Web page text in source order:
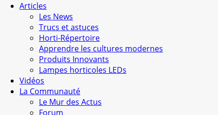
Articles
Les News
Trucs et astuces
Horti-Répertoire
Apprendre les cultures modernes
Produits Innovants
Lampes horticoles LEDs
Vidéos
La Communauté
Le Mur des Actus
Forum